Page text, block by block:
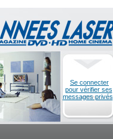
Se connecter
pour vérifier ses
messages privés